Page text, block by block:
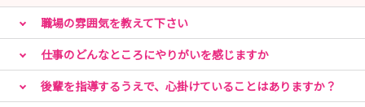
職場の雰囲気を教えて下さい
仕事のどんなところにやりがいを感じますか
後輩を指導するうえで、心掛けていることはありますか？